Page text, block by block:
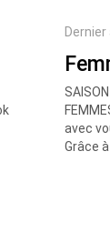
avec
Grâce